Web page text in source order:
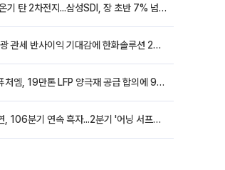
반도체 온기 탄 2차전지...삼성SDI, 장 초반 7% 넘게 껑충
美 태양광 관세 반사이익 기대감에 한화솔루션 20%대·OCI홀딩스 14%대 급등
포스코퓨처엠, 19만톤 LFP 양극재 공급 합의에 9%대 강세
고려아연, 106분기 연속 흑자...2분기 '어닝 서프라이즈'에 장 초반 12%대 강세